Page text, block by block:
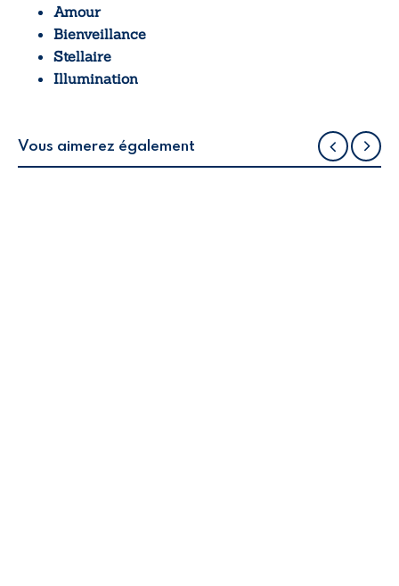
Amour
Bienveillance
Stellaire
Illumination
Vous aimerez également